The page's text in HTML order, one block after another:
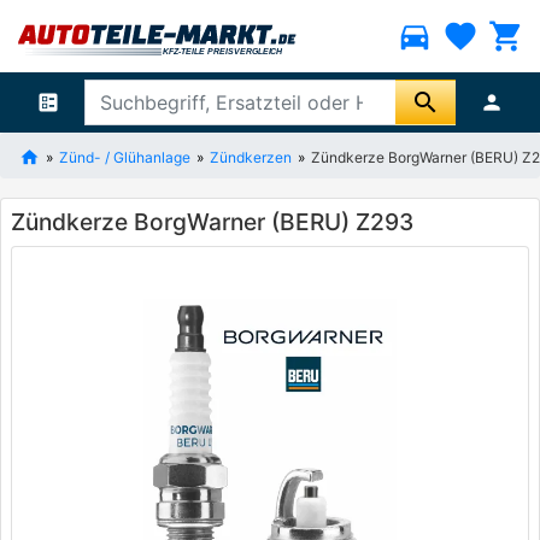
directions_car favorite shopping_cart
ballot search person
Zünd- / Glühanlage Zündkerzen Zündkerze BorgWarner (BERU)
Zündkerze BorgWarner (BERU) Z293